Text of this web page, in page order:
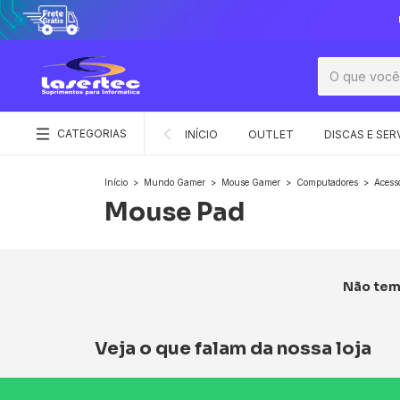
CATEGORIAS INÍCIO OUTLET DISCAS E
Início > Mundo Gamer > Mouse Gamer > Computadores >
Mouse Pad
Não
Veja o que falam da nossa loja